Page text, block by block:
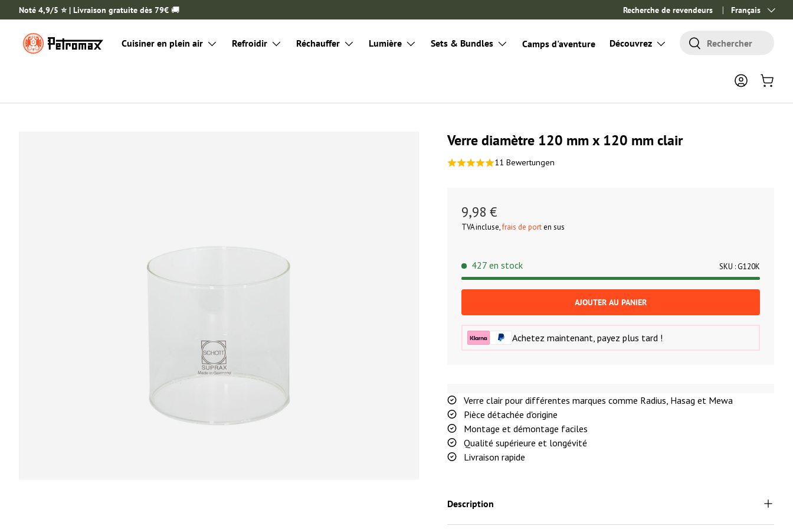
ALLER AU CONTENU
Noté 4,9/5 ⭐️ | Livraison gratuite dès 79€ 🚚 Recherche de revendeurs Langue
Français
Rechercher
Rechercher
Se connecter
Panier
Cuisiner en plein air Refroidir Réchauffer Lumière Sets & Bundles Camps d'aventure Découvrez
Verre diamètre 120 mm x 120 mm clair
11 Bewertungen
Verre clair pour différentes marques comme Radius, Hasag et Mewa
Pièce détachée d'origine
Montage et démontage faciles
Qualité supérieure et longévité
Livraison rapide
9,98 €
TVA incluse,frais de porten sus
SKU :G120K
427 en stock
AJOUTER AU PANIER
Achetez maintenant, payez plus tard !
Description